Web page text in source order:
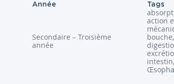
Année
Secondaire – Troisième
année
Tags
action